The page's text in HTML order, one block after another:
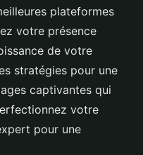
plateformes
votre présence
de votre
stratégies pour une
captivantes qui
votre
pour une